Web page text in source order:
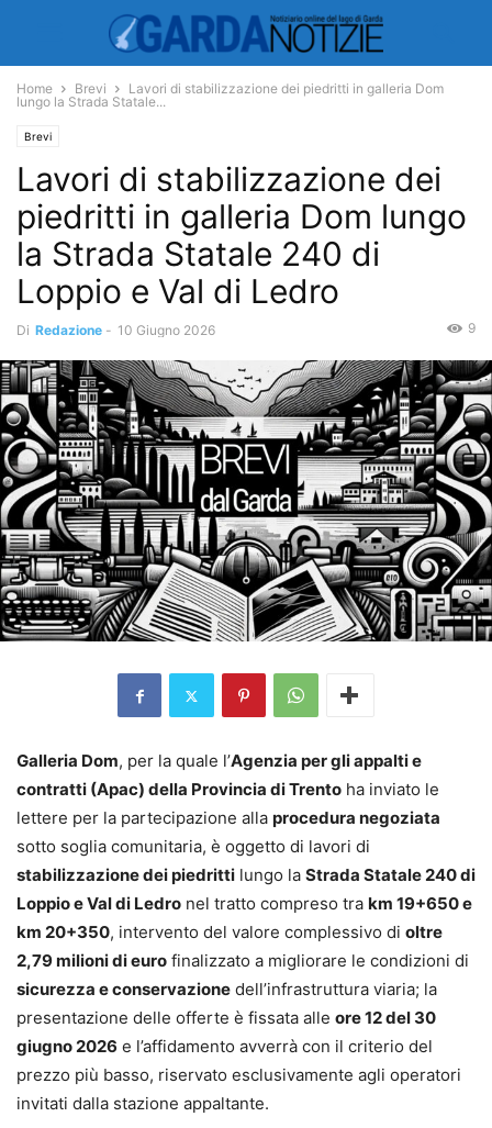
Home Brevi
Lavori di stabilizzazione dei piedritti in galleria Dom
lungo la Strada Statale...
Brevi
Lavori di stabilizzazione dei
piedritti in galleria Dom lungo
la Strada Statale 240 di
Loppio e Val di Ledro
Di Redazione - 10 Giugno 2026 9
Galleria Dom, per la quale l’Agenzia per gli appalti e
contratti (Apac) della Provincia di Trento ha inviato le
lettere per la partecipazione alla procedura negoziata
sotto soglia comunitaria, è oggetto di lavori di
stabilizzazione dei piedritti lungo la Strada Statale 240 di
Loppio e Val di Ledro nel tratto compreso tra km 19+650 e
km 20+350, intervento del valore complessivo di oltre
2,79 milioni di euro finalizzato a migliorare le condizioni di
sicurezza e conservazione dell’infrastruttura viaria; la
presentazione delle offerte è fissata alle ore 12 del 30
giugno 2026 e l’affidamento avverrà con il criterio del
prezzo più basso, riservato esclusivamente agli operatori
invitati dalla stazione appaltante.